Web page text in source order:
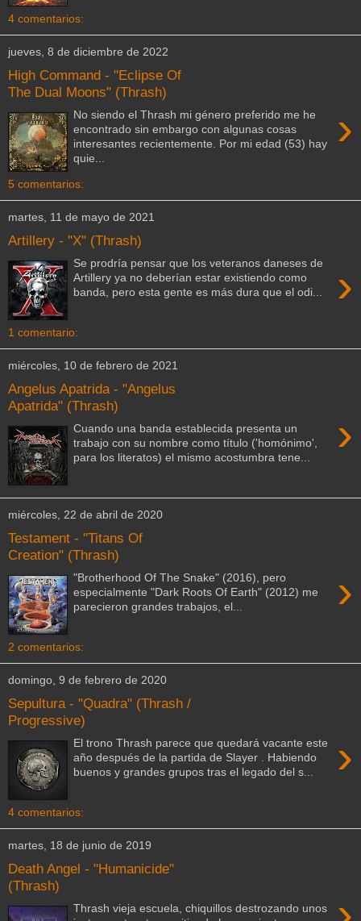
4 comentarios:
jueves, 8 de diciembre de 2022
High Command - "Eclipse Of
The Dual Moons" (Thrash)
›
No siendo el Thrash mi género preferido me he
encontrado sin embargo con algunas cosas
interesantes recientemente. Por mi edad (53) hay
quie...
5 comentarios:
martes, 11 de mayo de 2021
Artillery - "X" (Thrash)
›
Se prodría pensar que los veteranos daneses de
Artillery ya no deberían estar existiendo como
banda, pero esta gente es más dura que el odi...
1 comentario:
miércoles, 10 de febrero de 2021
Angelus Apatrida - "Angelus
Apatrida" (Thrash)
›
Cuando una banda establecida presenta un
trabajo con su nombre como título ('homónimo',
para los literatos) el mismo acostumbra tene...
miércoles, 22 de abril de 2020
Testament - "Titans Of
Creation" (Thrash)
›
"Brotherhood Of The Snake" (2016), pero
especialmente "Dark Roots Of Earth" (2012) me
parecieron grandes trabajos, el...
2 comentarios:
domingo, 9 de febrero de 2020
Sepultura - "Quadra" (Thrash /
Progressive)
›
El trono Thrash parece que quedará vacante este
año después de la partida de Slayer . Habiendo
buenos y grandes grupos tras el legado del s...
4 comentarios:
martes, 18 de junio de 2019
Death Angel - "Humanicide"
(Thrash)
Thrash vieja escuela, chiquillos destrozando unos